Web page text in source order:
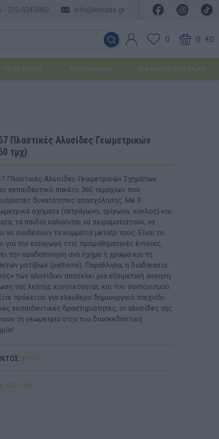
- 210-5245860 info@kleidas.gr
0 0 €0
Ιδέες για το Πάσχα
Καλοκαιρινές Επιλογές
ΙΔΈΕΣ ΓΙΑ ΒΆΠΤΙΣΗ
ΠΡΟΤΆΣΕΙΣ ΈΩΣ 20€
ΑΝΑΜΝΗΣΤΙΚΆ ΚΑΙ ΒΙΒΛΊΑ/ΈΝΤΥΠΑ ΣΧΟΛΙΚΏΝ
ΕΠΙΤΡΟΠΏΝ & ΣΧΟΛΙΚΏΝ ΜΟΝΆΔΩΝ
Έντυπα-Βιβλία Παιδικών Σταθμων
Έντυπα-Βιβλία Νηπιαγωγείων
Έντυπα-Βιβλία Γυμνασίων
ΠΡΟΣΦΟΡΈΣ ΕΠΙΚΟΙΝΩΝΊΑ ΔΙΑΦΗΜΙΣΤΙΚΟ ΥΛΙΚΟ
Πλαστικές Αλυσίδες Γεωμετρικών
τμχ)
Πλαστικές Αλυσίδες Γεωμετρικών Σχημάτων
εκπαιδευτικό πακέτο 360 τεμαχίων που
δυνατότητες απασχόλησης. Με 3
σχήματα (τετράγωνο, τρίγωνο, κύκλος) και
τα παιδιά καλούνται να πειραματιστούν, να
να συνδέσουν τα κομμάτια μεταξύ τους. Είναι το
για την εισαγωγή στις προμαθηματικές έννοιες,
την ομαδοποίηση ανά σχήμα ή χρώμα και τη
μοτίβων (patterns). Παράλληλα, η διαδικασία
των αλυσίδων αποτελεί μια εξαιρετική άσκηση
της λεπτής κινητικότητας και του συντονισμού
πρόκειται για ελεύθερο δημιουργικό παιχνίδι
εκπαιδευτικές δραστηριότητες, οι αλυσίδες της
τη γεωμετρία στην πιο διασκεδαστική
399467
NATHAN